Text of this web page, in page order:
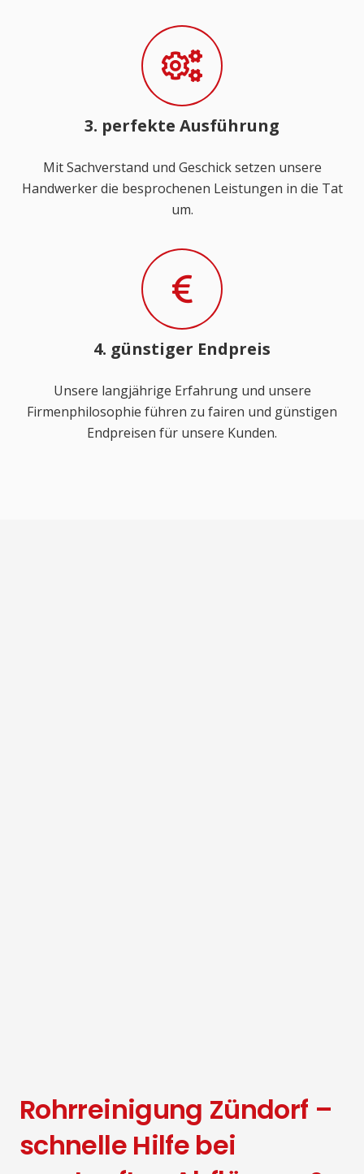
3. perfekte Ausführung
Mit Sachverstand und Geschick setzen unsere
Handwerker die besprochenen Leistungen in die Tat
um.
4. günstiger Endpreis
Unsere langjährige Erfahrung und unsere
Firmenphilosophie führen zu fairen und günstigen
Endpreisen für unsere Kunden.
Rohrreinigung Zündorf –
schnelle Hilfe bei